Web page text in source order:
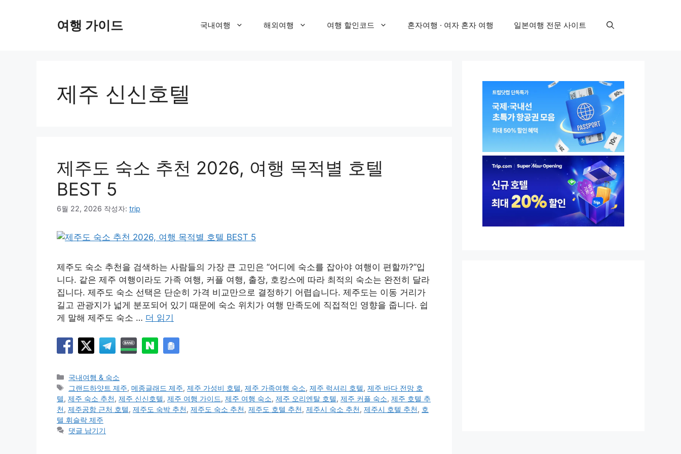
여행 가이드 국내여행 해외여행 여행 할인코드 혼자여행 · 여자 혼자 여행 일본여행 전문 사이트
제주 신신호텔
제주도 숙소 추천 2026, 여행 목적별 호텔
BEST 5
6월 22, 2026 작성자: trip
제주도 숙소 추천을 검색하는 사람들의 가장 큰 고민은 “어디에 숙소를 잡아야 여행이 편할까?”입
니다. 같은 제주 여행이라도 가족 여행, 커플 여행, 출장, 호캉스에 따라 최적의 숙소는 완전히 달라
집니다. 제주도 숙소 선택은 단순히 가격 비교만으로 결정하기 어렵습니다. 제주도는 이동 거리가
길고 관광지가 넓게 분포되어 있기 때문에 숙소 위치가 여행 만족도에 직접적인 영향을 줍니다. 쉽
게 말해 제주도 숙소 … 더 읽기
카
테
고
리
국내여행 & 숙소
태
그
그랜드하얏트 제주,메종글래드 제주,제주 가성비 호텔,제주 가족여행 숙소,제주 럭셔리 호텔,제주 바다 전망 호
텔, 제주 숙소 추천, 제주 신신호텔, 제주 여행 가이드, 제주 여행 숙소, 제주 오리엔탈 호텔, 제주 커플 숙소, 제주 호텔 추
천, 제주공항 근처 호텔, 제주도 숙박 추천, 제주도 숙소 추천, 제주도 호텔 추천, 제주시 숙소 추천, 제주시 호텔 추천, 호
텔 휘슬락 제주
댓글 남기기